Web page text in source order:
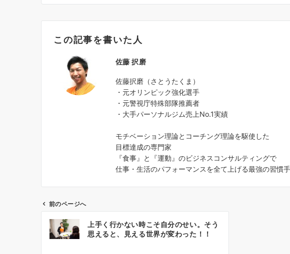
この記事を書いた人
佐藤 択磨
佐藤択磨（さとうたくま）
・元オリンピック強化選手
・元警視庁特殊部隊推薦者
・大手パーソナルジム売上No.1実績
モチベーション理論とコーチング理論を駆使した
目標達成の専門家
『食事』と『運動』のビジネスコンサルティングで
仕事・生活のパフォーマンスを全て上げる最強の習慣手
前のページへ
上手く行かない時こそ自分のせい。そう
思えると、見える世界が変わった！！